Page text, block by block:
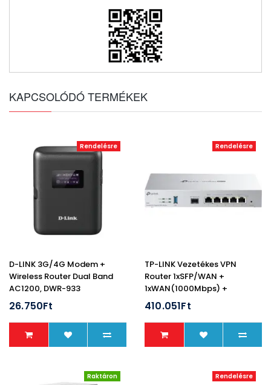
KAPCSOLÓDÓ TERMÉKEK
Rendelésre
D-LINK 3G/4G Modem +
Wireless Router Dual Band
AC1200, DWR-933
26.750Ft
Rendelésre
TP-LINK Vezetékes VPN
Router 1xSFP/WAN +
1xWAN(1000Mbps) +
4xLAN(1000Mbps) + 1xUSB
Omada Pro, G36
410.051Ft
Raktáron Rendelésre